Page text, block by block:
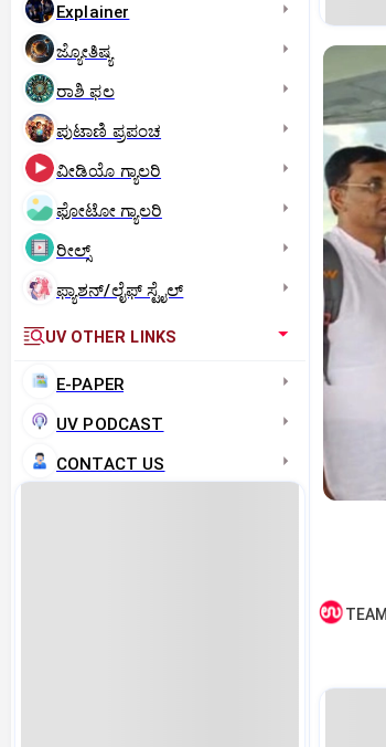
Explainer
ಜ್ಯೋತಿಷ್ಯ
ರಾಶಿ ಫಲ
ಪುಟಾಣಿ ಪ್ರಪಂಚ
ವೀಡಿಯೊ ಗ್ಯಾಲರಿ
ಫೋಟೋ ಗ್ಯಾಲರಿ
ರೀಲ್ಸ್
ಫ್ಯಾಶನ್/ಲೈಫ್‌ ಸ್ಟೈಲ್
UV OTHER LINKS
E-PAPER
UV PODCAST
CONTACT US